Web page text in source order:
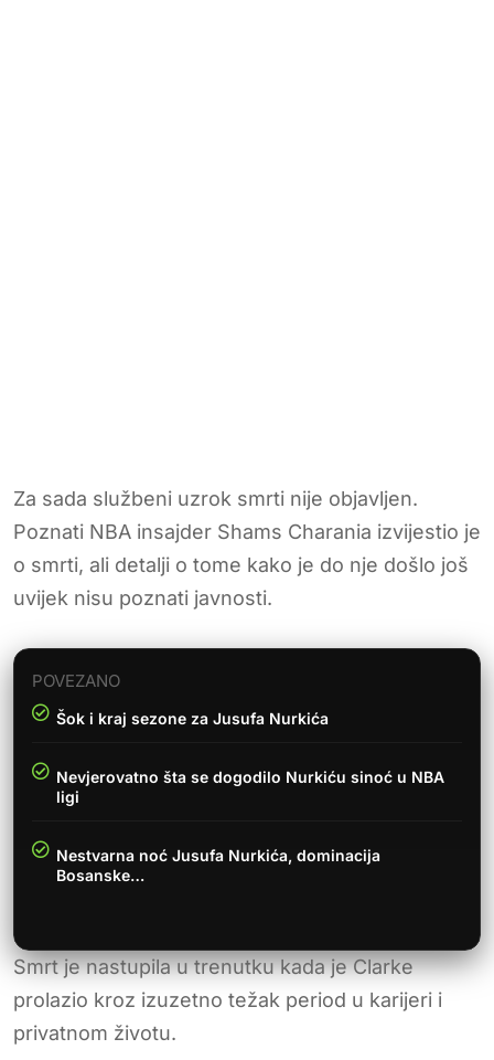
Za sada službeni uzrok smrti nije objavljen.
Poznati NBA insajder Shams Charania izvijestio je
o smrti, ali detalji o tome kako je do nje došlo još
uvijek nisu poznati javnosti.
POVEZANO
Šok i kraj sezone za Jusufa Nurkića
Nevjerovatno šta se dogodilo Nurkiću sinoć u NBA
ligi
Nestvarna noć Jusufa Nurkića, dominacija
Bosanske…
Smrt je nastupila u trenutku kada je Clarke
prolazio kroz izuzetno težak period u karijeri i
privatnom životu.